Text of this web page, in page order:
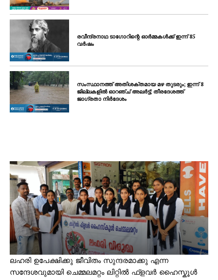
രവീന്ദ്രനാഥ ടാഗോറിന്റെ ഓർമ്മകൾക്ക് ഇന്ന് 85
വർഷം
സംസ്ഥാനത്ത് അതിശക്തമായ മഴ തുടരും; ഇന്ന് 8
ജില്ലകളിൽ ഓറഞ്ച് അലർട്ട്; തീരദേശത്ത്
ജാഗ്രതാ നിർദേശം
ലഹരി ഉപേക്ഷിക്കു ജീവിതം സുന്ദരമാക്കു എന്ന
സന്ദേശവുമായി ചെമ്മലമറ്റം ലിറ്റിൽ ഫ്ളവർ ഹൈസ്കൂൾ